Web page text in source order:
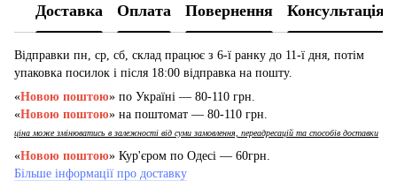
Доставка Оплата Повернення Консультація
Відправки пн, ср, сб, склад працює з 6-ї ранку до 11-ї дня, потім
упаковка посилок і після 18:00 відправка на пошту.
«Новою поштою» по Україні — 80-110 грн.
«Новою поштою» на поштомат — 80-110 грн.
ціна може змінюватись в залежності від суми замовлення, переадресацій та способів доставки
«Новою поштою» Кур'єром по Одесі — 60грн.
Більше інформації про доставку